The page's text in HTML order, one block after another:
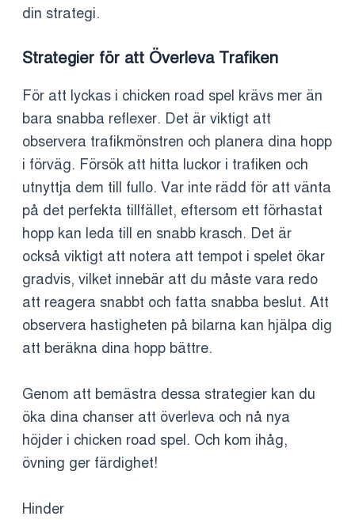
din strategi.
Strategier för att Överleva Trafiken
För att lyckas i chicken road spel krävs mer än
bara snabba reflexer. Det är viktigt att
observera trafikmönstren och planera dina hopp
i förväg. Försök att hitta luckor i trafiken och
utnyttja dem till fullo. Var inte rädd för att vänta
på det perfekta tillfället, eftersom ett förhastat
hopp kan leda till en snabb krasch. Det är
också viktigt att notera att tempot i spelet ökar
gradvis, vilket innebär att du måste vara redo
att reagera snabbt och fatta snabba beslut. Att
observera hastigheten på bilarna kan hjälpa dig
att beräkna dina hopp bättre.
Genom att bemästra dessa strategier kan du
öka dina chanser att överleva och nå nya
höjder i chicken road spel. Och kom ihåg,
övning ger färdighet!
Hinder